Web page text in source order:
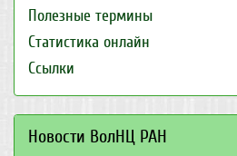
Полезные термины
Статистика онлайн
Ссылки
Новости ВолНЦ РАН